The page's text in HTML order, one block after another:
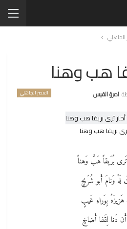
هب وهنا
العصر الجاهلي امرؤ القيس
بريقا هب وهنا
بُرَيقاً هَبَّ وَهناً
لَهُ وَنامَ أَبو شُرَيحٍ
بِوَراءِ غَيبٍ
أَن دَنا لِقَفا أَضاخٍ